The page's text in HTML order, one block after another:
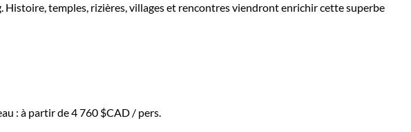
Histoire, temples, rizières, villages et rencontres viendront enrichir cette superbe
: à partir de4 760 $CAD / pers.